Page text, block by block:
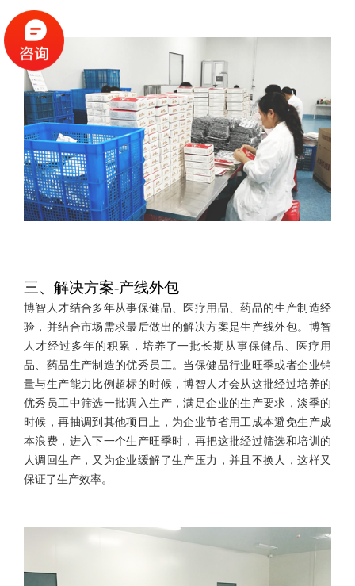
三、解决方案-产线外包
博智人才结合多年从事保健品、医疗用品、药品的生产制造经
验，并结合市场需求最后做出的解决方案是生产线外包。博智
人才经过多年的积累，培养了一批长期从事保健品、医疗用
品、药品生产制造的优秀员工。当保健品行业旺季或者企业销
量与生产能力比例超标的时候，博智人才会从这批经过培养的
优秀员工中筛选一批调入生产，满足企业的生产要求，淡季的
时候，再抽调到其他项目上，为企业节省用工成本避免生产成
本浪费，进入下一个生产旺季时，再把这批经过筛选和培训的
人调回生产，又为企业缓解了生产压力，并且不换人，这样又
保证了生产效率。